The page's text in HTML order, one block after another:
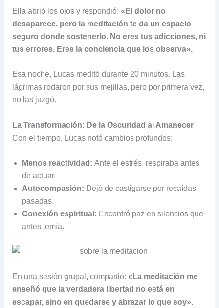
Ella abrió los ojos y respondió: «El dolor no
desaparece, pero la meditación te da un espacio
seguro donde sostenerlo. No eres tus adicciones, ni
tus errores. Eres la conciencia que los observa».
Esa noche, Lucas meditó durante 20 minutos. Las
lágrimas rodaron por sus mejillas, pero por primera vez,
no las juzgó.
La Transformación: De la Oscuridad al Amanecer
Con el tiempo, Lucas notó cambios profundos:
Menos reactividad: Ante el estrés, respiraba antes
de actuar.
Autocompasión: Dejó de castigarse por recaídas
pasadas.
Conexión espiritual: Encontró paz en silencios que
antes temía.
En una sesión grupal, compartió: «La meditación me
enseñó que la verdadera libertad no está en
escapar, sino en quedarse y abrazar lo que soy».